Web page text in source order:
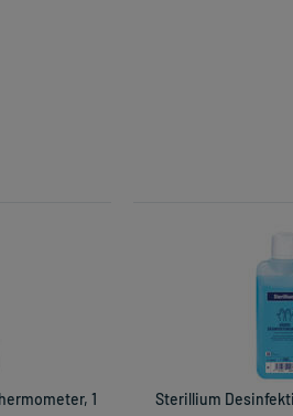
1
Sterillium